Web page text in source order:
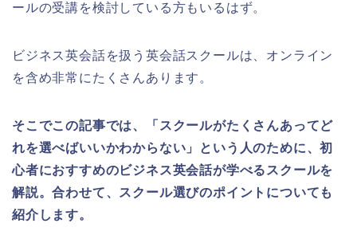
ールの受講を検討している方もいるはず。
ビジネス英会話を扱う英会話スクールは、オンライン
を含め非常にたくさんあります。
そこでこの記事では、「スクールがたくさんあってど
れを選べばいいかわからない」という人のために、初
心者におすすめのビジネス英会話が学べるスクールを
解説。合わせて、スクール選びのポイントについても
紹介します。